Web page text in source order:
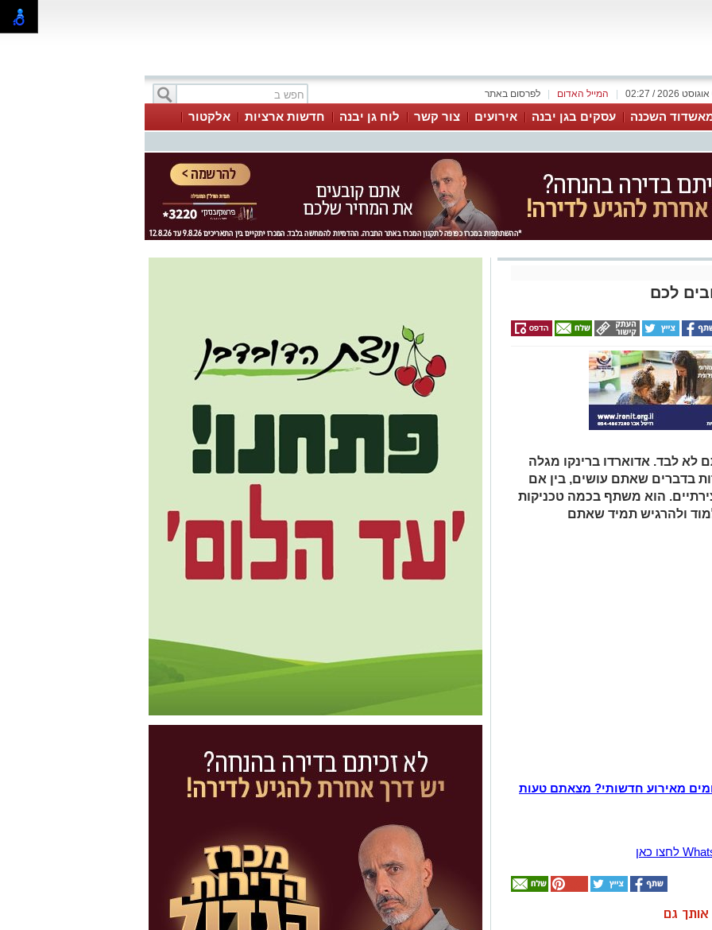
לפרסום באתר המייל האדום
השכנה עסקים בגן יבנה אירועים צור קשר לוח גן יבנה חדשות ארציות
אלקטור
לכם
לבד. אדוארדו ברינקו מגלה
בדברים שאתם עושים, בין אם
הוא משתף בכמה טכניקות
ולהרגיש תמיד שאתם
מאירוע חדשותי? מצאתם טעות
אותך גם